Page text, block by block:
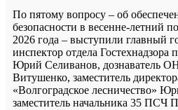
По пятому вопросу – об
безопасности в весенне-летний
2026 года – выступили главный
инспектор отдела Гостехнадзора
Юрий Селиванов, дознаватель
Витушенко, заместитель
«Волгоградское лесничество»
заместитель начальника 35 ПСЧ